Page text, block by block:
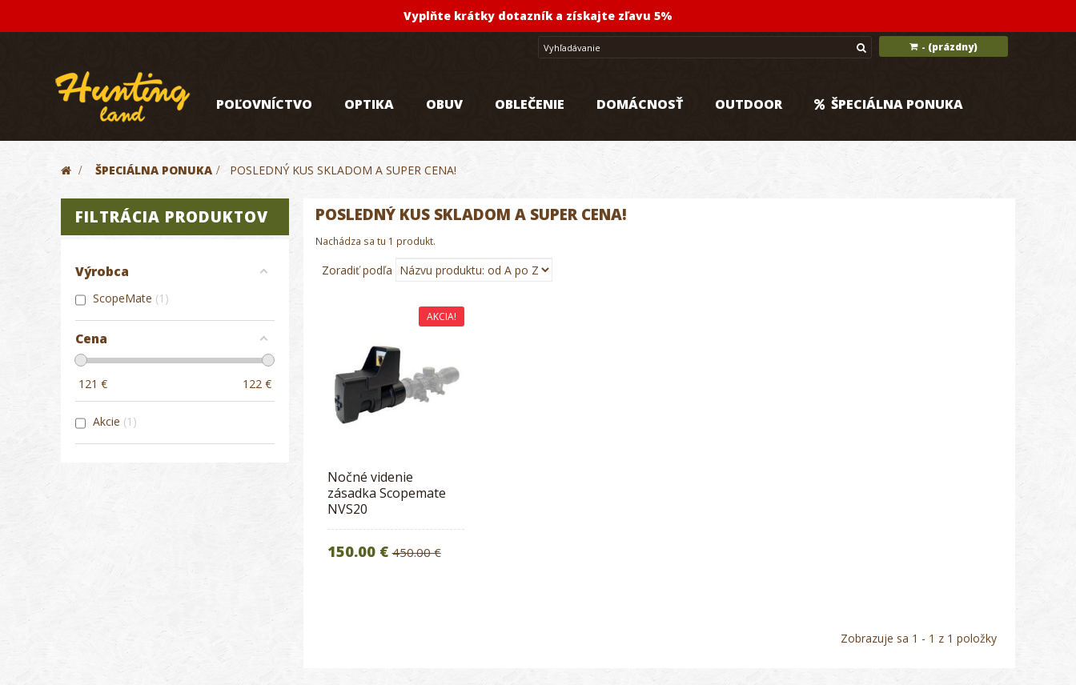
Vyplňte krátky dotazník a získajte zľavu 5%
- (prázdny)
POĽOVNÍCTVO OPTIKA OBUV OBLEČENIE DOMÁCNOSŤ OUTDOOR ŠPECIÁLNA PONUKA
> ŠPECIÁLNA PONUKA > POSLEDNÝ KUS SKLADOM A SUPER CENA!
FILTRÁCIA PRODUKTOV
Výrobca
ScopeMate 1
Cena
121 € 122€
Akcie 1
POSLEDNÝ KUS SKLADOM A SUPER CENA!
Nachádza sa tu 1 produkt.
Zoradiť podľa
AKCIA!
Nočné videnie
zásadka Scopemate
NVS20
150.00 €450.00 €
Zobrazuje sa 1 - 1 z 1 položky